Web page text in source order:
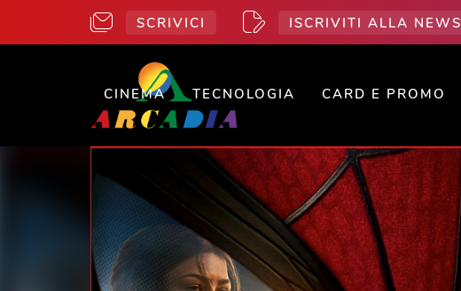
SCRIVICI ISCRIVITI ALLA
CINEMA TECNOLOGIA CARD E PROMO